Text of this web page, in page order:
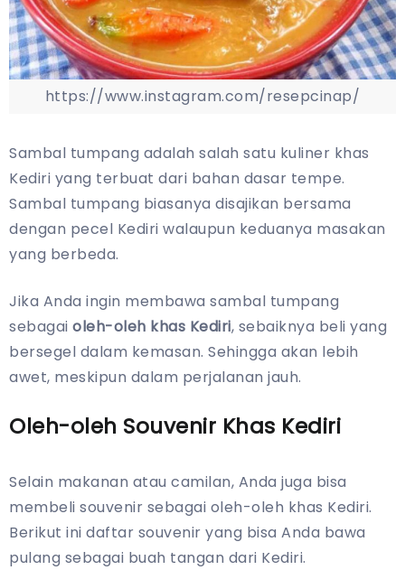
https://www.instagram.com/resepcinap/
Sambal tumpang adalah salah satu kuliner khas
Kediri yang terbuat dari bahan dasar tempe.
Sambal tumpang biasanya disajikan bersama
dengan pecel Kediri walaupun keduanya masakan
yang berbeda.
Jika Anda ingin membawa sambal tumpang
sebagai oleh-oleh khas Kediri, sebaiknya beli yang
bersegel dalam kemasan. Sehingga akan lebih
awet, meskipun dalam perjalanan jauh.
Oleh-oleh Souvenir Khas Kediri
Selain makanan atau camilan, Anda juga bisa
membeli souvenir sebagai oleh-oleh khas Kediri.
Berikut ini daftar souvenir yang bisa Anda bawa
pulang sebagai buah tangan dari Kediri.